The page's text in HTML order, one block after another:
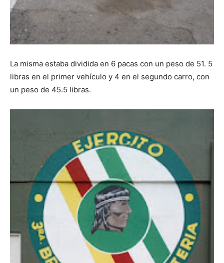
La misma estaba dividida en 6 pacas con un peso de 51. 5
libras en el primer vehículo y 4 en el segundo carro, con
un peso de 45.5 libras.